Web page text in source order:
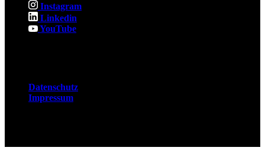
Instagram
Linkedin
YouTube
Datenschutz
Impressum